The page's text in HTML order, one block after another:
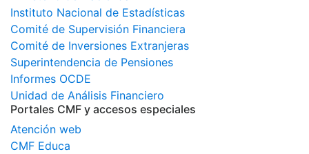
Instituto Nacional de Estadísticas
Comité de Supervisión Financiera
Comité de Inversiones Extranjeras
Superintendencia de Pensiones
Informes OCDE
Unidad de Análisis Financiero
Portales CMF y accesos especiales
Atención web
CMF Educa